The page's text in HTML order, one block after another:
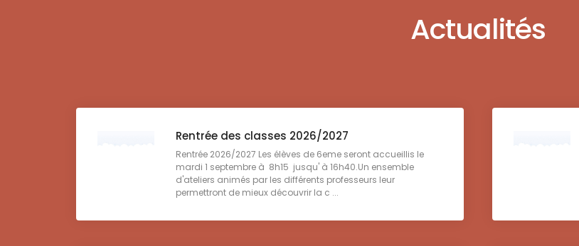
Actualités
Rentrée des classes 2026/2027
Rentrée 2026/2027 Les élèves de 6eme seront accueillis le
mardi 1 septembre à 8h15 jusqu' à 16h40.Un ensemble
d'ateliers animés par les différents professeurs leur
permettront de mieux découvrir la c ...